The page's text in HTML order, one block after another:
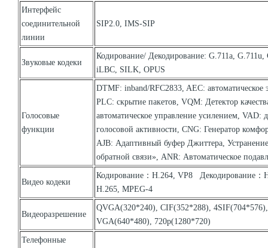
Интерфейс
соединительной
линии
SIP2.0, IMS-SIP
Звуковые кодеки
Кодирование/ Декодирование: G.711a, G.711u,
iLBC, SILK, OPUS
Голосовые
функции
DTMF: inband/RFC2833, AEC: автоматическое
PLC: скрытие пакетов, VQM: Детектор
автоматическое управление усилением, VAD:
голосовой активности, CNG: Генератор
AJB: Адаптивный буфер Джиттера,
обратной связи», ANR: Автоматическое
Видео кодеки
Кодирование：H.264, VP8 Декодирование：
H.265, MPEG-4
Видеоразрешение
QVGA(320*240), CIF(352*288), 4SIF(704*576),
VGA(640*480), 720p(1280*720)
Телефонные